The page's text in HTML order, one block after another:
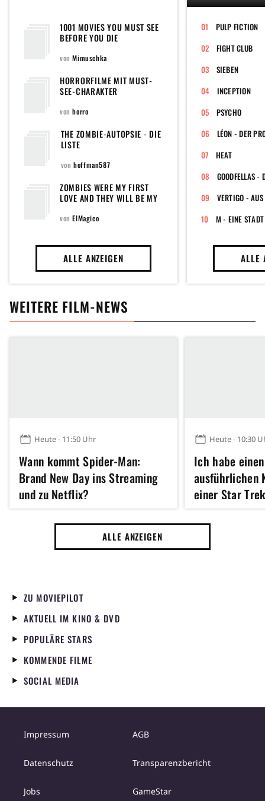
1001 MOVIES YOU MUST SEE
BEFORE YOU DIE
vonMimuschka
HORRORFILME MIT MUST-
SEE-CHARAKTER
vonhorro
THE ZOMBIE-AUTOPSIE - DIE
LISTE
vonhoffman587
ZOMBIES WERE MY FIRST
LOVE AND THEY WILL BE MY
BE MY FIRST LOVE ONCE
vonElMagico
ALLE ANZEIGEN
PULP FICTION
FIGHT CLUB
SIEBEN
INCEPTION
PSYCHO
LÉON - DER
HEAT
VERTIGO -
M - EINE
ALLE
WEITERE FILM-NEWS
Heute - 11:50 Uhr
Wann kommt Spider-Man:
Brand New Day ins Streaming
und zu Netflix?
Heute - 10:30
Ich habe
ausführlichen
einer Star
Sekunden zu
ALLE ANZEIGEN
ZU MOVIEPILOT
AKTUELL IM KINO & DVD
POPULÄRE STARS
KOMMENDE FILME
SOCIAL MEDIA
Impressum AGB
Datenschutz Transparenzbericht
Jobs GameStar